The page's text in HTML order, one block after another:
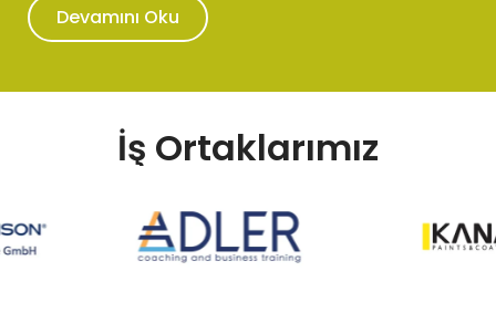
Devamını Oku
İş Ortaklarımız